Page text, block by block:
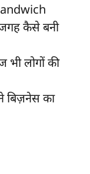
जगह कैसे बनी
भी लोगों की
बिज़नेस का